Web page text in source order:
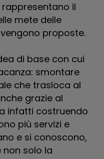
il
mete delle
proposte.
di base con cui
smontare
che trasloca al
grazie al
infatti costruendo
più servizi e
e si conoscono,
solo la